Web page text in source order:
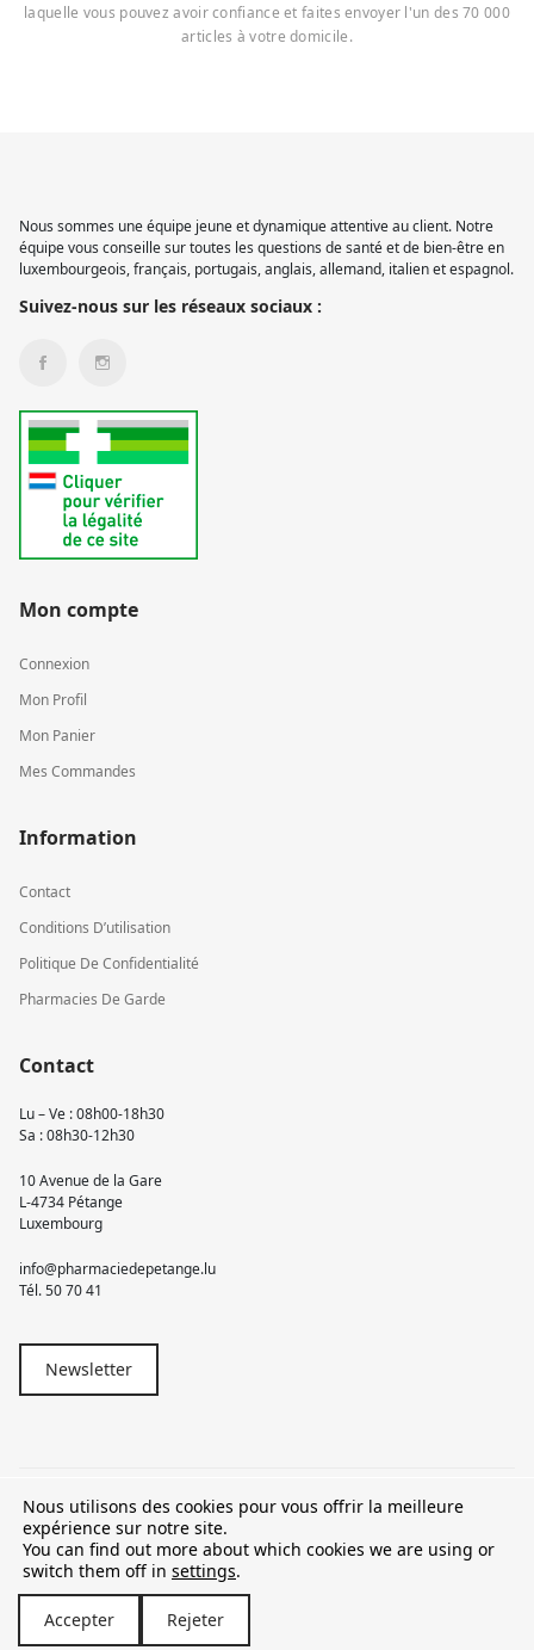
laquelle vous pouvez avoir confiance et faites envoyer l'un des 70 000
articles à votre domicile.
Nous sommes une équipe jeune et dynamique attentive au client. Notre
équipe vous conseille sur toutes les questions de santé et de bien-être en
luxembourgeois, français, portugais, anglais, allemand, italien et espagnol.
Suivez-nous sur les réseaux sociaux :
Mon compte
Connexion
Mon Profil
Mon Panier
Mes Commandes
Information
Contact
Conditions D’utilisation
Politique De Confidentialité
Pharmacies De Garde
Contact
Lu – Ve : 08h00-18h30
Sa : 08h30-12h30
10 Avenue de la Gare
L-4734 Pétange
Luxembourg
info@pharmaciedepetange.lu
Tél.50 70 41
Newsletter
© 2026 Pharmacie Pétange
TVA LU15581262
Nous utilisons des cookies pour vous offrir la meilleure
expérience sur notre site.
You can find out more about which cookies we are using or
switch them off in settings.
Accepter Rejeter